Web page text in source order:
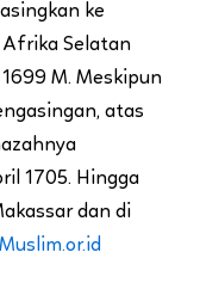
ke
Afrika Selatan
M. Meskipun
atas
1705. Hingga
dan di
Muslim.or.id